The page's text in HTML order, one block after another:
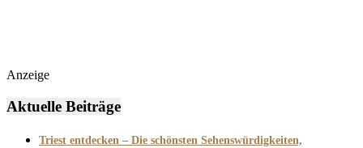
Anzeige
Aktuelle Beiträge
Triest entdecken – Die schönsten Sehenswürdigkeiten,